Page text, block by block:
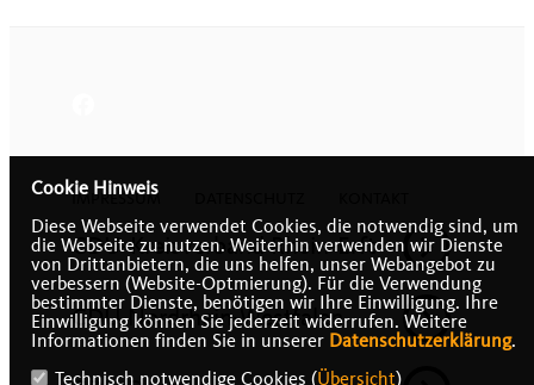
IMPRESSUM
CDU-Kreisverband Rhein-Erft
CDU Nordrhein-Westfalen
Cookie Hinweis
Diese Webseite verwendet Cookies, die notwendig sind, um
die Webseite zu nutzen. Weiterhin verwenden wir Dienste
von Drittanbietern, die uns helfen, unser Webangebot zu
verbessern (Website-Optmierung). Für die Verwendung
bestimmter Dienste, benötigen wir Ihre Einwilligung. Ihre
Einwilligung können Sie jederzeit widerrufen. Weitere
Informationen finden Sie in unserer Datenschutzerklärung.
Technisch notwendige Cookies (Übersicht)